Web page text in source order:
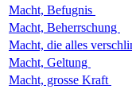
Macht, Befugnis
Macht, Beherrschung
Macht, die alles
Macht, Geltung
Macht, grosse Kraft